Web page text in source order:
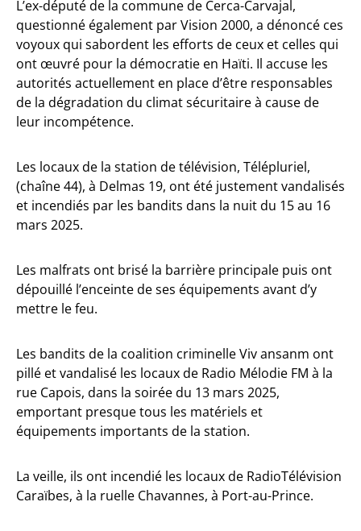
L’ex-député de la commune de Cerca-Carvajal,
questionné également par Vision 2000, a dénoncé ces
voyoux qui sabordent les efforts de ceux et celles qui
ont œuvré pour la démocratie en Haïti. Il accuse les
autorités actuellement en place d’être responsables
de la dégradation du climat sécuritaire à cause de
leur incompétence.
Les locaux de la station de télévision, Télépluriel,
(chaîne 44), à Delmas 19, ont été justement vandalisés
et incendiés par les bandits dans la nuit du 15 au 16
mars 2025.
Les malfrats ont brisé la barrière principale puis ont
dépouillé l’enceinte de ses équipements avant d’y
mettre le feu.
Les bandits de la coalition criminelle Viv ansanm ont
pillé et vandalisé les locaux de Radio Mélodie FM à la
rue Capois, dans la soirée du 13 mars 2025,
emportant presque tous les matériels et
équipements importants de la station.
La veille, ils ont incendié les locaux de RadioTélévision
Caraïbes, à la ruelle Chavannes, à Port-au-Prince.